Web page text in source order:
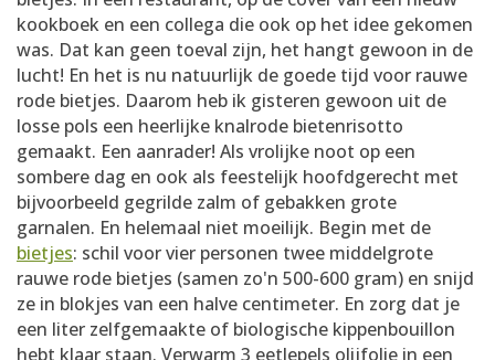
kookboek en een collega die ook op het idee gekomen
was. Dat kan geen toeval zijn, het hangt gewoon in de
lucht! En het is nu natuurlijk de goede tijd voor rauwe
rode bietjes. Daarom heb ik gisteren gewoon uit de
losse pols een heerlijke knalrode bietenrisotto
gemaakt. Een aanrader! Als vrolijke noot op een
sombere dag en ook als feestelijk hoofdgerecht met
bijvoorbeeld gegrilde zalm of gebakken grote
garnalen. En helemaal niet moeilijk. Begin met de
bietjes: schil voor vier personen twee middelgrote
rauwe rode bietjes (samen zo'n 500-600 gram) en snijd
ze in blokjes van een halve centimeter. En zorg dat je
een liter zelfgemaakte of biologische kippenbouillon
hebt klaar staan. Verwarm 3 eetlepels olijfolie in een